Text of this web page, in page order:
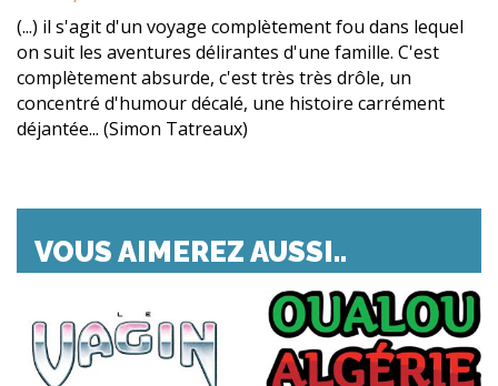
(...) il s'agit d'un voyage complètement fou dans lequel
on suit les aventures délirantes d'une famille. C'est
complètement absurde, c'est très très drôle, un
concentré d'humour décalé, une histoire carrément
déjantée... (Simon Tatreaux)
VOUS AIMEREZ AUSSI..